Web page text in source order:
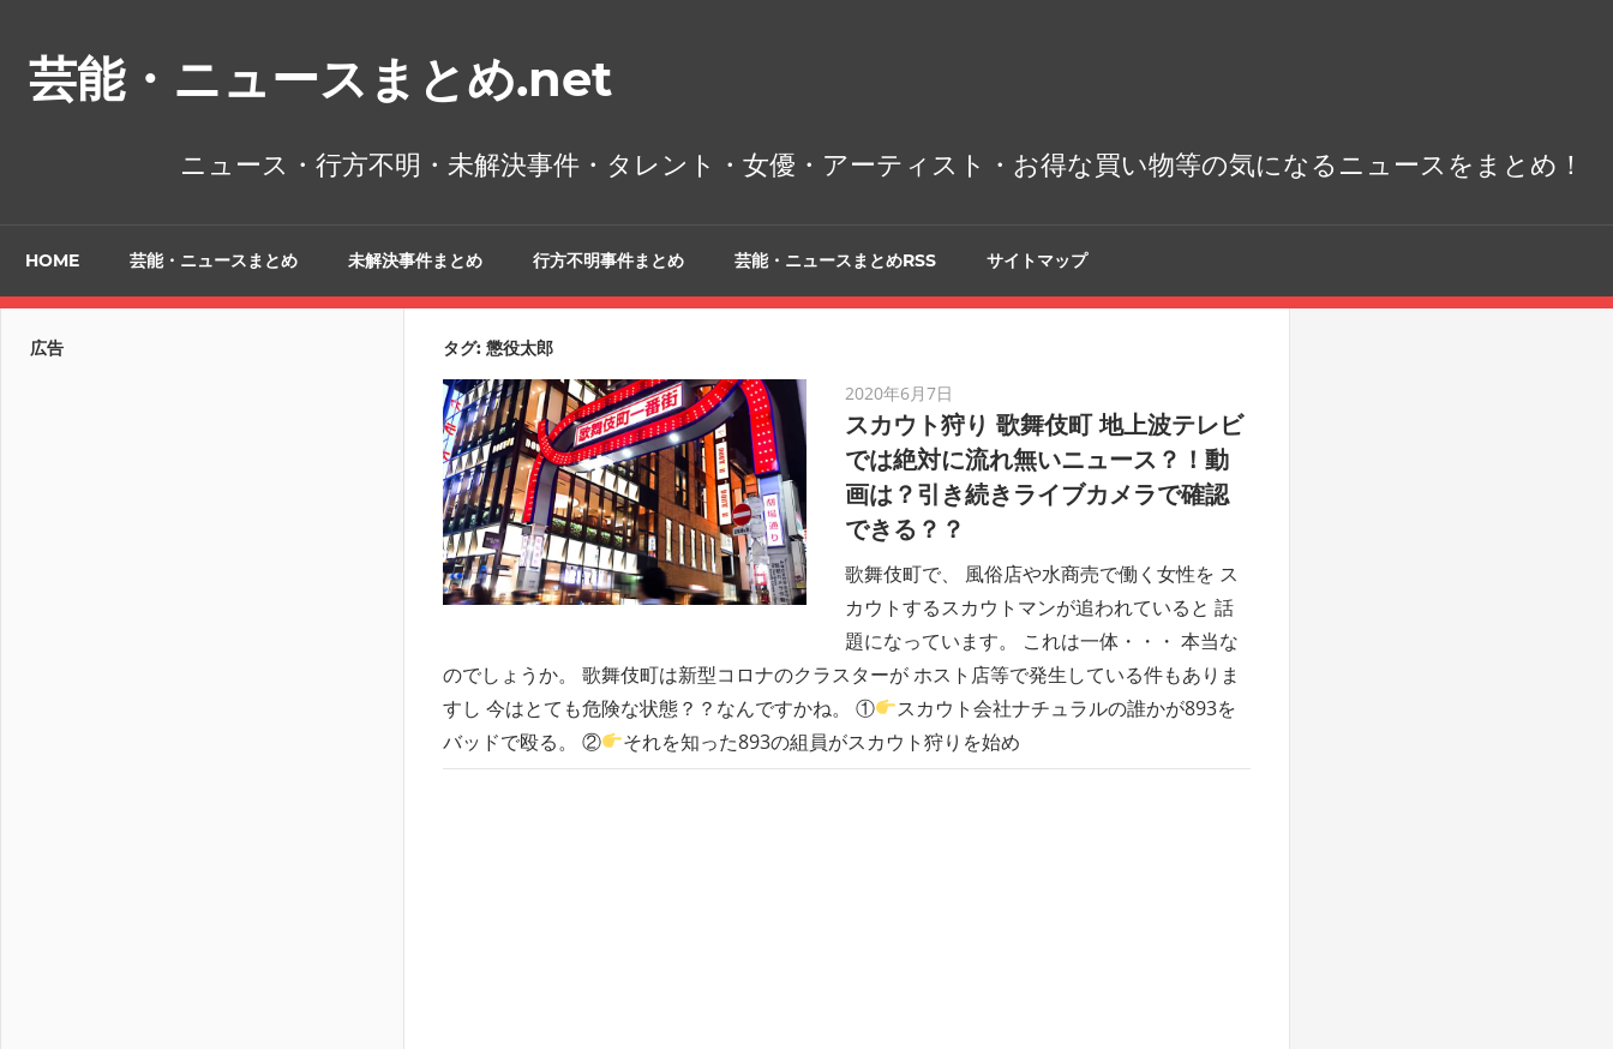
芸能・ニュースまとめ.net
ニュース・行方不明・未解決事件・タレント・女優・アーティスト・お得な買い物等の気になるニュースをまとめ！
HOME 芸能・ニュースまとめ 未解決事件まとめ 行方不明事件まとめ 芸能・ニュースまとめRSS サイトマップ
タグ: 懲役太郎
2020年6月7日
スカウト狩り 歌舞伎町 地上波テレビ
では絶対に流れ無いニュース？！動
画は？引き続きライブカメラで確認
できる？？
歌舞伎町で、 風俗店や水商売で働く女性を ス
カウトするスカウトマンが追われていると 話
題になっています。 これは一体・・・ 本当な
のでしょうか。 歌舞伎町は新型コロナのクラスターが ホスト店等で発生している件もありま
すし 今はとても危険な状態？？なんですかね。 ①
スカウト会社ナチュラルの誰かが893を
バッドで殴る。 ②
それを知った893の組員がスカウト狩りを始め
広告